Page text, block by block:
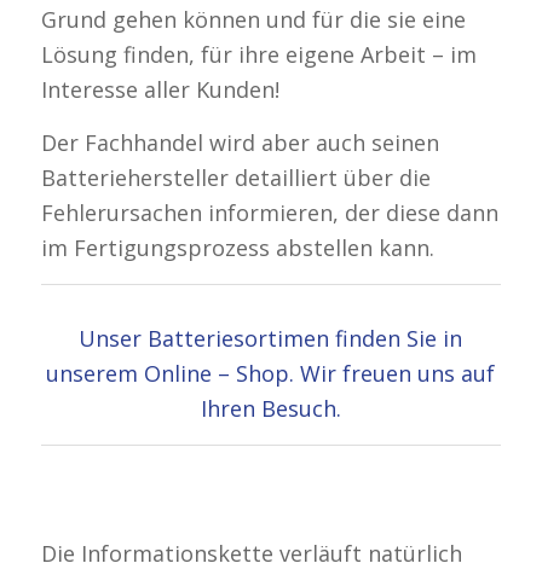
Grund gehen können und für die sie eine
Lösung finden, für ihre eigene Arbeit – im
Interesse aller Kunden!
Der Fachhandel wird aber auch seinen
Batteriehersteller detailliert über die
Fehlerursachen informieren, der diese dann
im Fertigungsprozess abstellen kann.
Unser Batteriesortimen finden Sie in
unserem Online – Shop. Wir freuen uns auf
Ihren Besuch.
Die Informationskette verläuft natürlich